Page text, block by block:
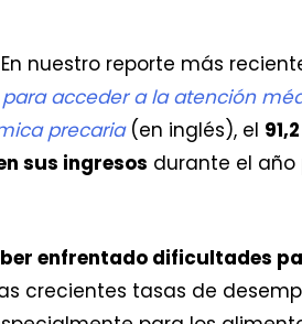
nuestro reporte más
acceder a la atención
precaria(en inglés), el
sus ingresos durante el año
enfrentado dificultades
crecientes tasas de